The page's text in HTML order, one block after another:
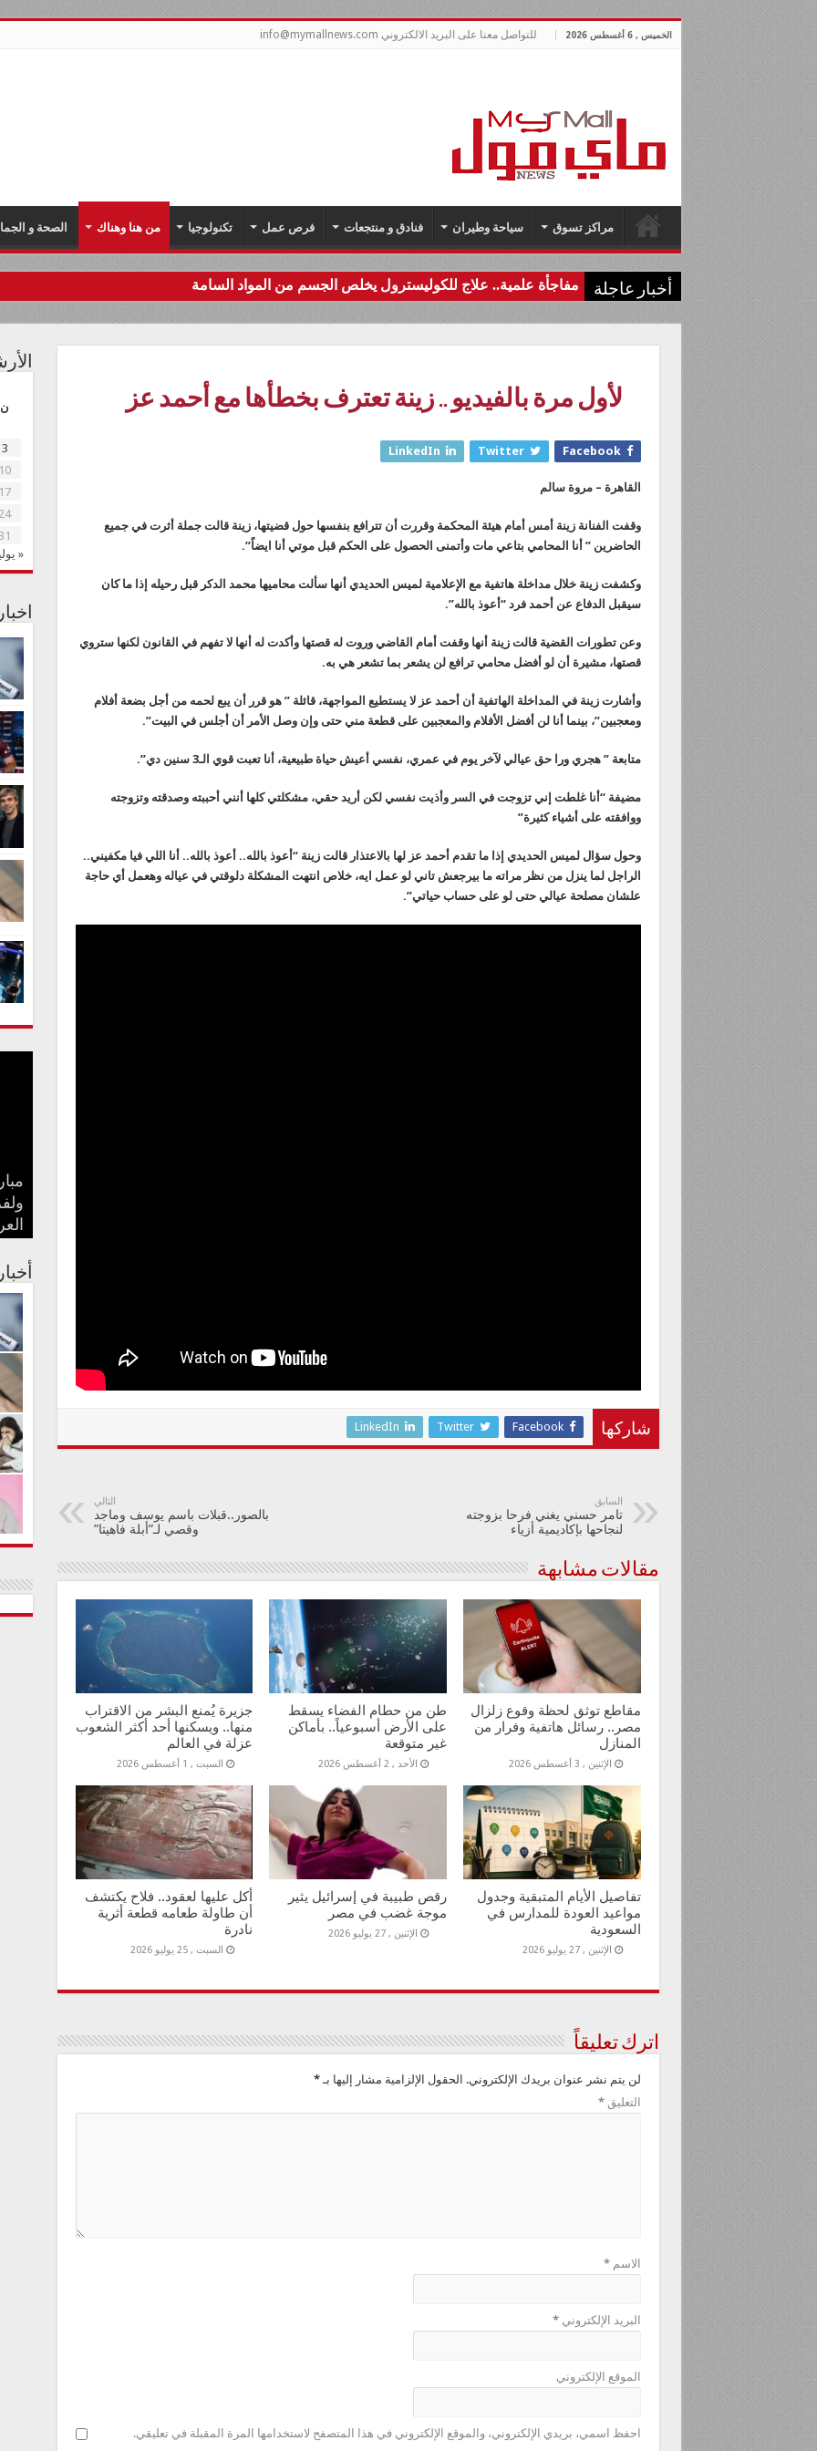
الخميس , 6 أغسطس 2026 للتواصل معنا على البريد الالكتروني info@mymallnews.com
مراكز تسوق سياحة وطيران فنادق و منتجعات فرص عمل تكنولوجيا من هنا وهناك الصحة و
أخبار عاجلة مفاجأة علمية.. علاج للكوليسترول يخلص الجسم من المواد السامة
لأول مرة بالفيديو .. زينة تعترف بخطأها مع أحمد عز
Facebook
Twitter
LinkedIn
القاهرة – مروة سالم
وقفت الفنانة زينة أمس أمام هيئة المحكمة وقررت أن تترافع بنفسها حول قضيتها، زينة قالت جملة أثرت في جميع
الحاضرين ” أنا المحامي بتاعي مات وأتمنى الحصول على الحكم قبل موتي أنا ايضاً”.
وكشفت زينة خلال مداخلة هاتفية مع الإعلامية لميس الحديدي أنها سألت محاميها محمد الدكر قبل رحيله إذا ما كان
سيقبل الدفاع عن أحمد فرد “أعوذ بالله”.
وعن تطورات القضية قالت زينة أنها وقفت أمام القاضي وروت له قصتها وأكدت له أنها لا تفهم في القانون لكنها ستروي
قصتها، مشيرة أن لو أفضل محامي ترافع لن يشعر بما تشعر هي به.
وأشارت زينة في المداخلة الهاتفية أن أحمد عز لا يستطيع المواجهة، قائلة ” هو قرر أن يبع لحمه من أجل بضعة أفلام
ومعجبين”، بينما أنا لن أفضل الأفلام والمعجبين على قطعة مني حتى وإن وصل الأمر أن أجلس في البيت”.
متابعة ” هجري ورا حق عيالي لآخر يوم في عمري، نفسي أعيش حياة طبيعية، أنا تعبت قوي الـ3 سنين دي”.
مضيفة “أنا غلطت إني تزوجت في السر وأذيت نفسي لكن أريد حقي، مشكلتي كلها أنني أحببته وصدقته وتزوجته
ووافقته على أشياء كثيرة”
وحول سؤال لميس الحديدي إذا ما تقدم أحمد عز لها بالاعتذار قالت زينة “أعوذ بالله.. أعوذ بالله.. أنا اللي فيا مكفيني..
الراجل لما ينزل من نظر مراته ما بيرجعش تاني لو عمل ايه، خلاص انتهت المشكلة دلوقتي في عياله وهعمل أي حاجة
علشان مصلحة عيالي حتى لو على حساب حياتي”.
شاركها Facebook
Twitter
LinkedIn
السابق
تامر حسني يغني فرحا بزوجته
لنجاحها بإكاديمية أزياء
التالي
بالصور..قبلات باسم يوسف وماجد
وقصي لـ”أبلة فاهيتا”
مقالات مشابهة
مقاطع توثق لحظة وقوع زلزال
مصر.. رسائل هاتفية وفرار من
المنازل
الإثنين , 3 أغسطس 2026
طن من حطام الفضاء يسقط
على الأرض أسبوعياً.. بأماكن
غير متوقعة
الأحد , 2 أغسطس 2026
جزيرة يُمنع البشر من الاقتراب
منها.. ويسكنها أحد أكثر الشعوب
عزلة في العالم
السبت , 1 أغسطس 2026
تفاصيل الأيام المتبقية وجدول
مواعيد العودة للمدارس في
السعودية
الإثنين , 27 يوليو 2026
رقص طبيبة في إسرائيل يثير
موجة غضب في مصر
الإثنين , 27 يوليو 2026
أكل عليها لعقود.. فلاح يكتشف
أن طاولة طعامه قطعة أثرية
نادرة
السبت , 25 يوليو 2026
اترك تعليقاً
لن يتم نشر عنوان بريدك الإلكتروني. الحقول الإلزامية مشار إليها بـ*
التعليق*
الاسم*
البريد الإلكتروني*
الموقع الإلكتروني
احفظ اسمي، بريدي الإلكتروني، والموقع الإلكتروني في هذا المتصفح لاستخدامها المرة المقبلة في تعليقي.
ن
3
10
17
24
«